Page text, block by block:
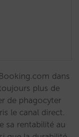
dans
plus de
de phagocyter
le canal direct.
sa rentabilité au